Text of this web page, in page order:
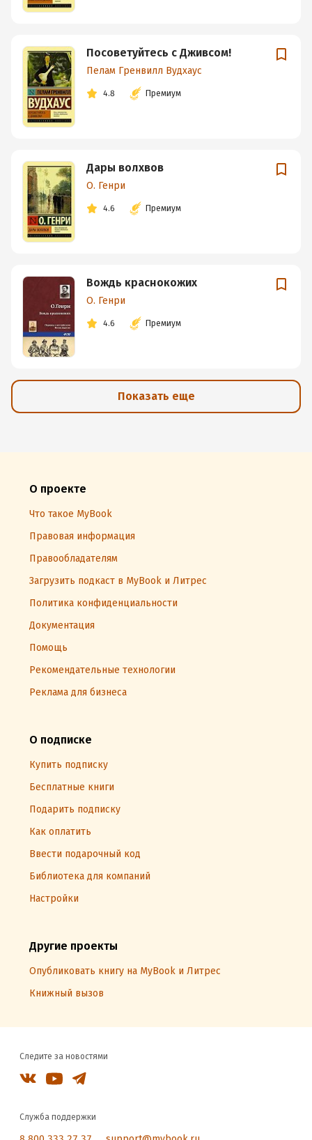
Посоветуйтесь с Дживсом!
Пелам Гренвилл Вудхаус
4.8 Премиум
Дары волхвов
О. Генри
4.6 Премиум
Вождь краснокожих
О. Генри
4.6 Премиум
Показать еще
О проекте
Что такое MyBook
Правовая информация
Правообладателям
Загрузить подкаст в MyBook и Литрес
Политика конфиденциальности
Документация
Помощь
Рекомендательные технологии
Реклама для бизнеса
О подписке
Купить подписку
Бесплатные книги
Подарить подписку
Как оплатить
Ввести подарочный код
Библиотека для компаний
Настройки
Другие проекты
Опубликовать книгу на MyBook и Литрес
Книжный вызов
Следите за новостями
Служба поддержки